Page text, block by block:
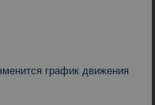
график движения